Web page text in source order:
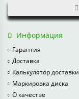
Информация
Гарантия
Доставка
Калькулятор доставки
Маркировка диска
О качестве